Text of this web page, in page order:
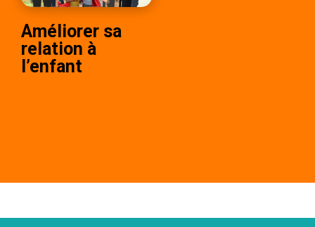
Améliorer sa
relation à
l’enfant